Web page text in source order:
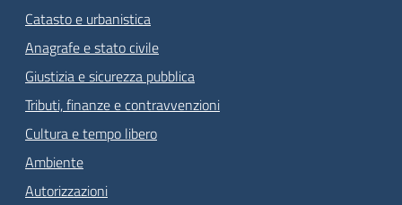
Catasto e urbanistica
Anagrafe e stato civile
Giustizia e sicurezza pubblica
Tributi, finanze e contravvenzioni
Cultura e tempo libero
Ambiente
Autorizzazioni